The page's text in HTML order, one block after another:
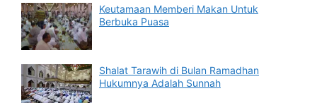
Keutamaan Memberi Makan Untuk
Berbuka Puasa
Shalat Tarawih di Bulan Ramadhan
Hukumnya Adalah Sunnah